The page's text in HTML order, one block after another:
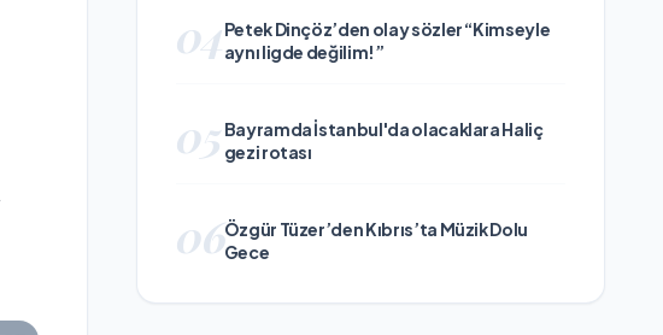
04Petek Dinçöz’den olay sözler “Kimseyle
aynı ligde değilim!”
05 Bayramda İstanbul'da olacaklara Haliç
gezi rotası
06Özgür Tüzer’den Kıbrıs’ta Müzik Dolu
Gece